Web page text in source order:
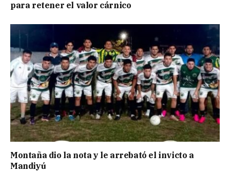
para retener el valor cárnico
Montaña dio la nota y le arrebató el invicto a
Mandiyú